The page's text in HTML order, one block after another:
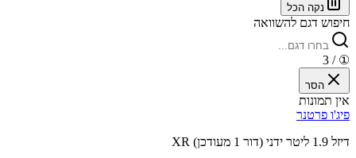
נקה הכל
חיפוש דגם להשוואה
①
/ 3
הסר
אין תמונות
פיג'ו פרטנר
XR דיזל 1.9 ליטר ידני (דור 1 מעודכן)